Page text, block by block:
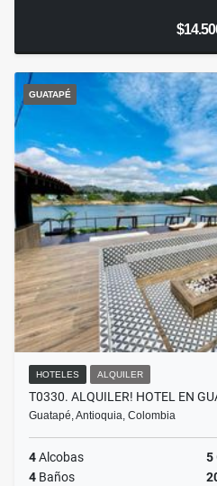
GUATAPÉ
HOTELES ALQUILER
T0330. ALQUILER! HOTEL EN
Guatapé, Antioquia, Colombia
4Alcobas 5
4 Baños